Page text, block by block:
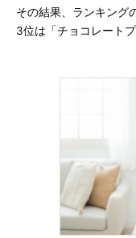
その結果、ランキング
3位は「チョコレート